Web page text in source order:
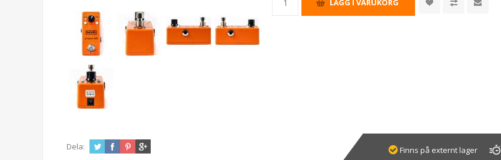
Dela: Finns på externt lager